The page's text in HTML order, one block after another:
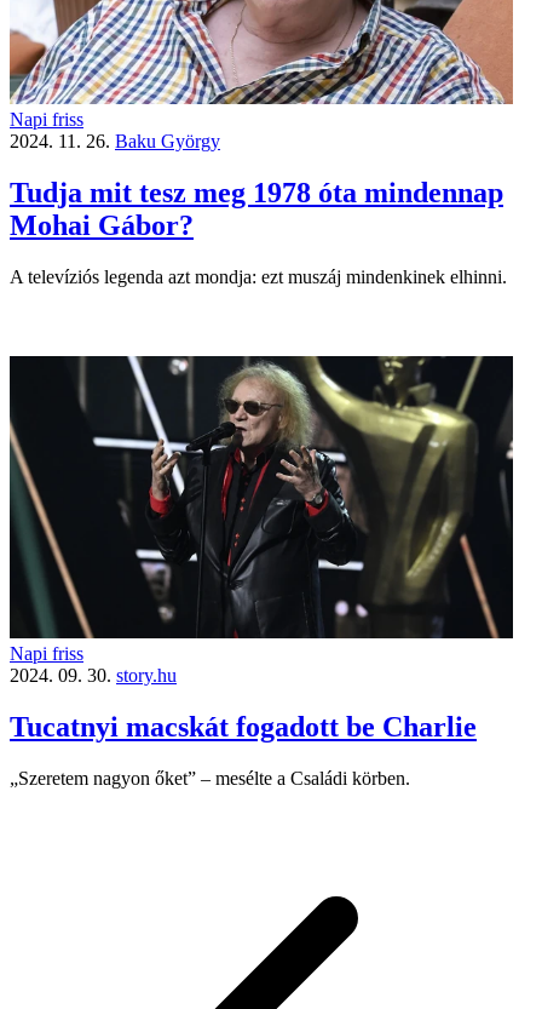
Napi friss
2024. 11. 26. Baku György
Tudja mit tesz meg 1978 óta mindennap
Mohai Gábor?
A televíziós legenda azt mondja: ezt muszáj mindenkinek elhinni.
Napi friss
2024. 09. 30. story.hu
Tucatnyi macskát fogadott be Charlie
„Szeretem nagyon őket” – mesélte a Családi körben.